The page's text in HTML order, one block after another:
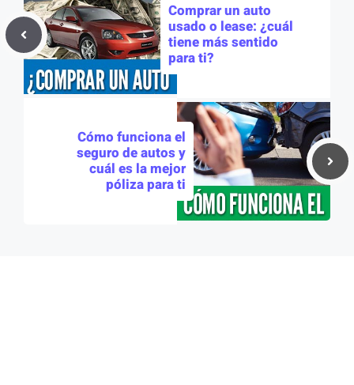
Comprar un auto
usado o lease: ¿cuál
tiene más sentido
para ti?
Cómo funciona el
seguro de autos y
cuál es la mejor
póliza para ti